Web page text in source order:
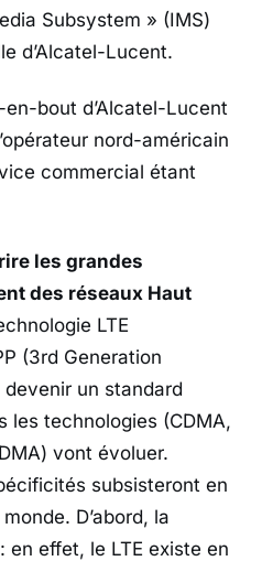
Subsystem » (IMS)
d’Alcatel-Lucent.
bout d’Alcatel-Lucent
nord-américain
commercial étant
les grandes
des réseaux Haut
LTE
(3rd Generation
un standard
les technologies (CDMA,
vont évoluer.
subsisteront en
D’abord, la
effet, le LTE existe en